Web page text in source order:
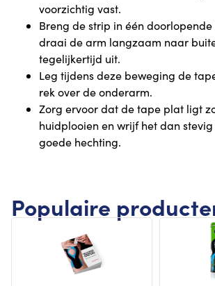
voorzichtig vast.
Breng de strip in één
draai de arm langzaam naar
tegelijkertijd uit.
Leg tijdens deze beweging de
rek over de onderarm.
Zorg ervoor dat de tape plat ligt
huidplooien en wrijf het dan
goede hechting.
Populaire